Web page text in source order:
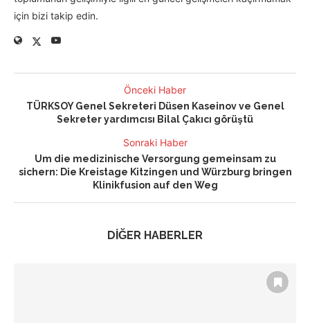
için bizi takip edin.
Önceki Haber
TÜRKSOY Genel Sekreteri Düsen Kaseinov ve Genel
Sekreter yardımcısı Bilal Çakıcı görüştü
Sonraki Haber
Um die medizinische Versorgung gemeinsam zu
sichern: Die Kreistage Kitzingen und Würzburg bringen
Klinikfusion auf den Weg
DİĞER HABERLER